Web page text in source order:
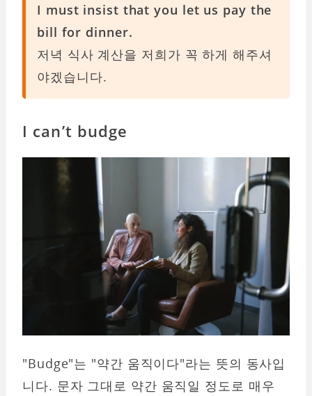
I must insist that you let us pay the
bill for dinner.
저녁 식사 계산을 저희가 꼭 하게 해주셔
야겠습니다.
I can’t budge
"Budge"는 "약간 움직이다"라는 뜻의 동사입
니다. 문자 그대로 약간 움직일 정도로 매우